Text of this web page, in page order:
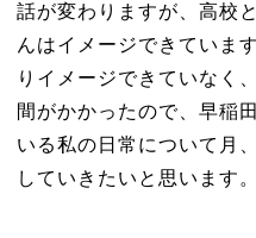
話が変わりますが、高校
んはイメージできていま
りイメージできていなく
間がかかったので、早稲
いる私の日常について月
していきたいと思います。